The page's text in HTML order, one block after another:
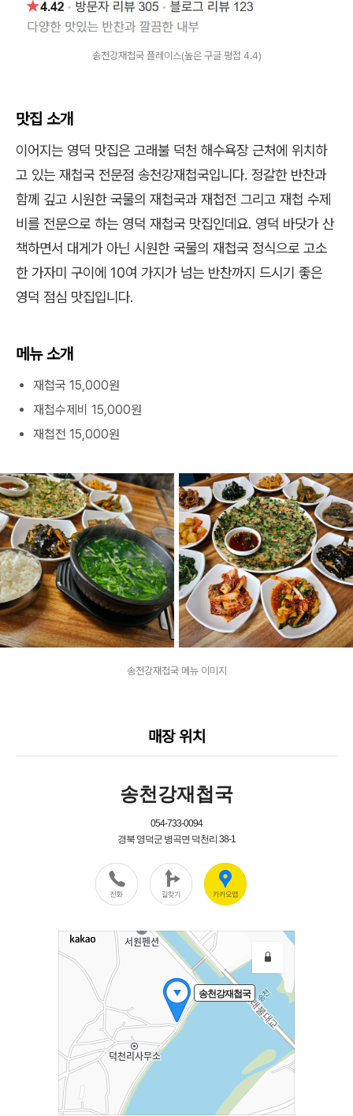
송천강재첩국 플레이스(높은 구글 평점 4.4)
맛집 소개
이어지는 영덕 맛집은 고래불 덕천 해수욕장 근처에 위치하
고 있는 재첩국 전문점 송천강재첩국입니다. 정갈한 반찬과
함께 깊고 시원한 국물의 재첩국과 재첩전 그리고 재첩 수제
비를 전문으로 하는 영덕 재첩국 맛집인데요. 영덕 바닷가 산
책하면서 대게가 아닌 시원한 국물의 재첩국 정식으로 고소
한 가자미 구이에 10여 가지가 넘는 반찬까지 드시기 좋은
영덕 점심 맛집입니다.
메뉴 소개
재첩국 15,000원
재첩수제비 15,000원
재첩전 15,000원
송천강재첩국 메뉴 이미지
매장 위치